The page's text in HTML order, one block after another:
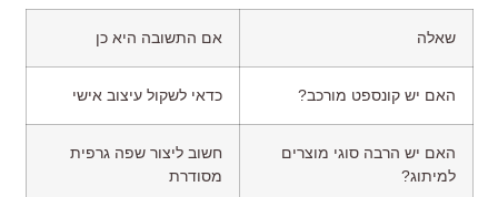
שאלה אם התשובה היא כן
האם יש קונספט מורכב? כדאי לשקול עיצוב אישי
האם יש הרבה סוגי מוצרים
למיתוג?
חשוב ליצור שפה גרפית
מסודרת